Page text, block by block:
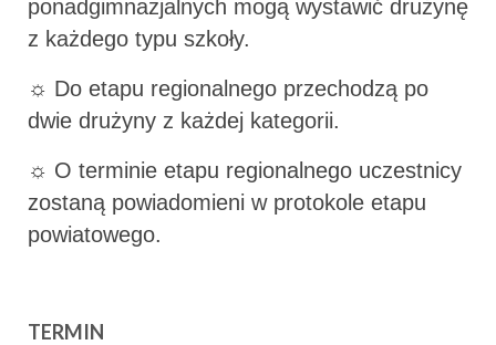
ponadgimnazjalnych mogą wystawić drużynę
z każdego typu szkoły.
☼ Do etapu regionalnego przechodzą po
dwie drużyny z każdej kategorii.
☼ O terminie etapu regionalnego uczestnicy
zostaną powiadomieni w protokole etapu
powiatowego.
TERMIN